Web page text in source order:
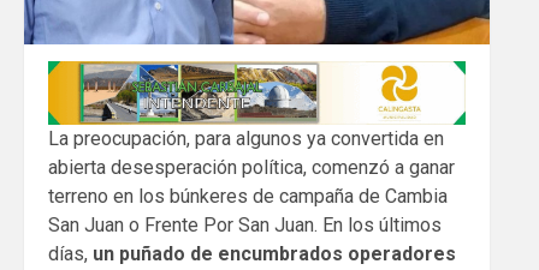
La preocupación, para algunos ya convertida en
abierta desesperación política, comenzó a ganar
terreno en los búnkeres de campaña de Cambia
San Juan o Frente Por San Juan. En los últimos
días, un puñado de encumbrados operadores